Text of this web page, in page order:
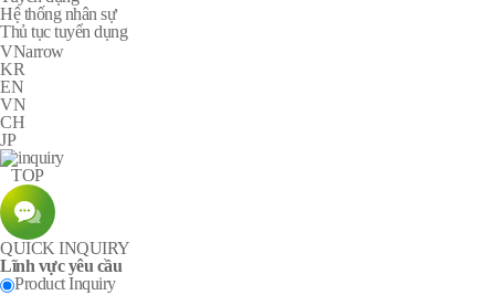
Hệ thống nhân sự
Thủ tục tuyển dụng
VNarrow
KR
EN
VN
CH
JP
TOP
QUICK INQUIRY
Lĩnh vực yêu cầu
Product Inquiry